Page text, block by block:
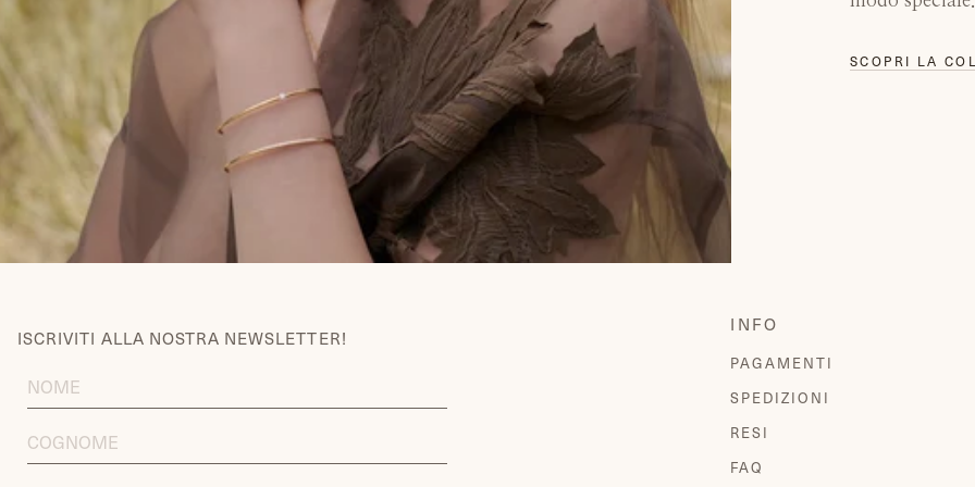
SCOPRI LA
ISCRIVITI ALLA NOSTRA NEWSLETTER!
FIRST
NAME
LAST
NAME
INFO
PAGAMENTI
SPEDIZIONI
RESI
FAQ